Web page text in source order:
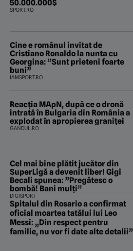
50.000.000$
SPORT.RO
Cine e românul invitat de
Cristiano Ronaldo la nunta cu
Georgina: ”Sunt prieteni foarte
buni”
IAMSPORT.RO
Reacția MApN, după ce o dronă
intrată în Bulgaria din România a
explodat în apropierea graniței
GANDUL.RO
Cel mai bine plătit jucător din
SuperLigă a devenit liber! Gigi
Becali spunea: ”Pregătesc o
bombă! Bani mulți”
DIGISPORT
Spitalul din Rosario a confirmat
oficial moartea tatălui lui Leo
Messi: „Din respect pentru
familie, nu vor fi date alte detalii”